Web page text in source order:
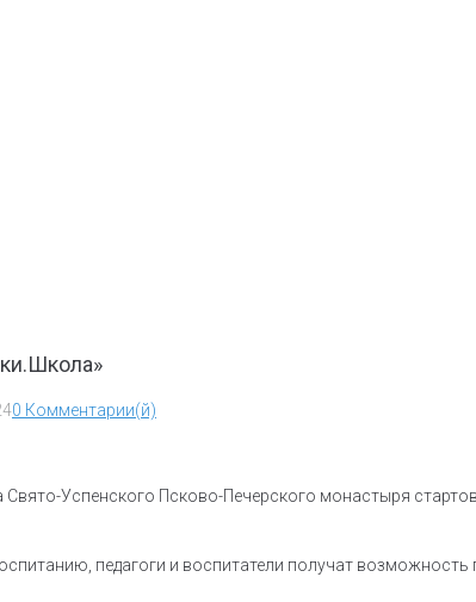
0 Комментарии(й)
Успенского Псково-Печерского монастыря
педагоги и воспитатели получат